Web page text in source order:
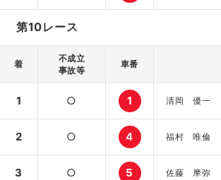
第10レース
着
不成立
事故等
車番
1 ○ 1 清岡 優一
2 ○ 4 福村 唯倫
3 ○ 5 佐藤 摩弥